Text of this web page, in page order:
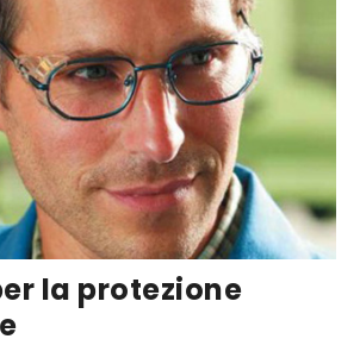
la protezione